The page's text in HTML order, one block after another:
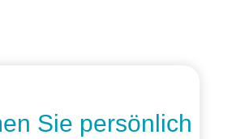
Sie persönlich